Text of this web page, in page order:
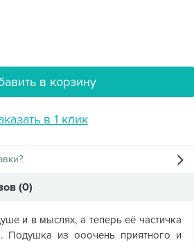
в корзину
в 1 клик
(0)
и в мыслях, а теперь её частичка
Подушка из ооочень приятного и